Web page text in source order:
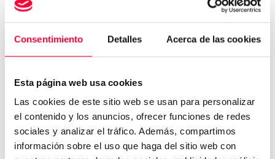
Consentimiento Detalles Acerca de las cookies
Esta página web usa cookies
Las cookies de este sitio web se usan para personalizar
el contenido y los anuncios, ofrecer funciones de redes
sociales y analizar el tráfico. Además, compartimos
información sobre el uso que haga del sitio web con
Administración el 31 de Octubre
2017.El Consejo de Administración de
Grupo Huertas Automoción (la
responsabilidad de formular la
estrategia y aprobar las Políticas
corporativas de la Sociedad, así como
de organizar los sistemas de control